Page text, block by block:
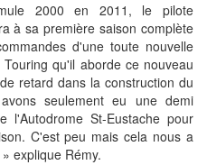
2000 en 2011, le pilote
à sa première saison complète
d'une toute nouvelle
qu'il aborde ce nouveau
retard dans la construction du
seulement eu une demi
l'Autodrome St-Eustache pour
C'est peu mais cela nous a
explique Rémy.